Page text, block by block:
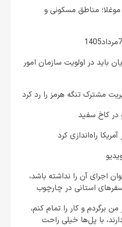
مناطق مسکونی و
باید در اولویت سازمان امور
مشترک تنگه هرمز را رد کرد
در کاخ سفید
اجرای آن را نداشته باشد،
استانی در چارچوب
من برگردم و کار را تمام کنم،
با پل‌ها خیلی راحت